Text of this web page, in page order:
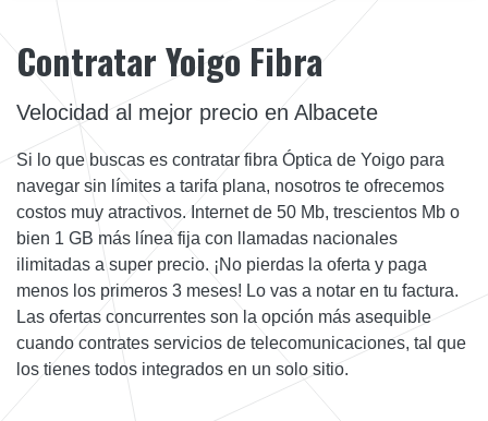
Contratar Yoigo Fibra
Velocidad al mejor precio en Albacete
Si lo que buscas es contratar fibra Óptica de Yoigo para
navegar sin límites a tarifa plana, nosotros te ofrecemos
costos muy atractivos. Internet de 50 Mb, trescientos Mb o
bien 1 GB más línea fija con llamadas nacionales
ilimitadas a super precio. ¡No pierdas la oferta y paga
menos los primeros 3 meses! Lo vas a notar en tu factura.
Las ofertas concurrentes son la opción más asequible
cuando contrates servicios de telecomunicaciones, tal que
los tienes todos integrados en un solo sitio.